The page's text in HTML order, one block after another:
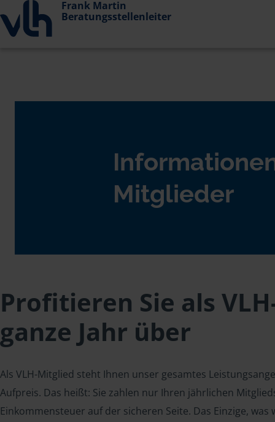
Frank Martin
Beratungsstellenleiter
Mitglieder
Profitieren Sie als
ganze Jahr über
Als VLH-Mitglied steht Ihnen unser gesamtes
Aufpreis. Das heißt: Sie zahlen nur Ihren jährlichen
Einkommensteuer auf der sicheren Seite. Das Einzige,